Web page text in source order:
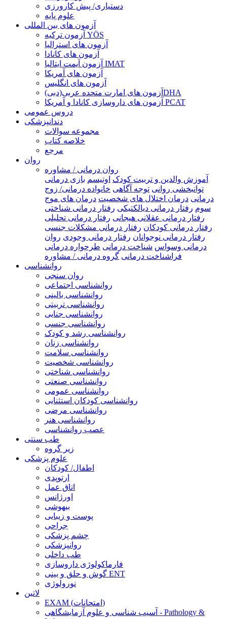
دستیاری/ پیش کارورزی
علوم پایه
آزمون های بین المللی
آزمون تركيه YÖS
آزمون های استرالیا
آزمون های کانادا
آزمون آیمت ایتالیا IMAT
آزمون های آمریکا
آزمون های انگلیس
آزمون های امارت متحده عربی(دبی)DHA
آزمون های داروسازی کانادا و آمریکا PCAT
دروس عمومی
دندانپزشکی
مجموعه سوالات
خلاصه کتاب
مرجع
روان
روان درمانی / مشاوره
آموزش والدین و تربیت کودک اوتیسم بازی درمانی
توانبخشی روانی توجه آگاهی خانواده درمانی/ زوج
درمانی درمان اختلال های شخصیت درمان های موج
سوم رفتار درمانی دیالکتیکی رفتار درمانی شناختی
رفتار درمانی عقلانی هیجانی رفتار درمانی تحلیلی
رفتار درمانی کودکان رفتار درمانی مشکلات جنسی
رفتار درمانی نوجوانان رفتار درمانی وجودی روان
درمانی وسواس شناخت درمانی طرحواره درمانی
فراشناخت درمانی گروه درمانی / مشاوره
روانشناسی
روان سنجی
روانشناسی اجتماعی
روانشناسی بالینی
روانشناسی تربیتی
روانشناسی جنایی
روانشناسی جنسی
روانشناسی رشد و کودک
روانشناسی زنان
روانشناسی سلامت
روانشناسی شخصیت
روانشناسی شناختی
روانشناسی صنعتی
روانشناسی عمومی
روانشناسی کودکان استثنایی
روانشناسی مرضی
روانشناسی هنر
عصب روانشناسی
طب سنتی
زیر گروه
علوم پزشکی
اطفال/ کودکان
ارتوپدی
اتاق عمل
اورژانس
بیهوشی
پوست و زیبایی
جراحی
چشم پزشکی
روانپزشکی
طب داخلی
فارماکولوژی داروسازی
گوش و حلق و بینی ENT
نورولوژی
لاتین
EXAM (امتحانات)
آسیب شناسی و علوم آزمایشگاهی - Pathology &